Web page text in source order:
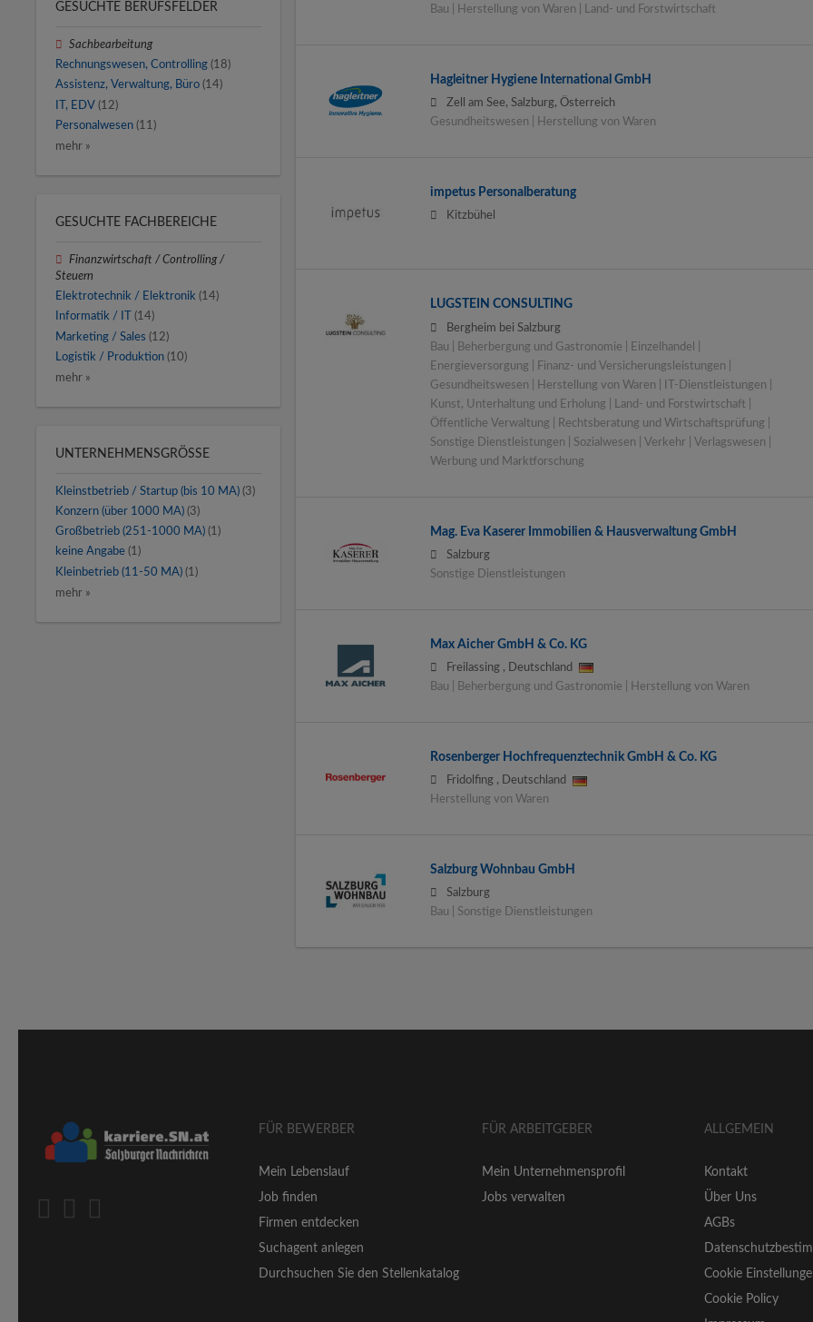
Bau | Herstellung von Waren | Land- und Forstwirtschaft
Hagleitner Hygiene International GmbH
Zell am See, Salzburg, Österreich
Gesundheitswesen | Herstellung von Waren
impetus Personalberatung
Kitzbühel
LUGSTEIN CONSULTING
Bergheim bei Salzburg
Bau | Beherbergung und Gastronomie | Einzelhandel |
Energieversorgung | Finanz- und Versicherungsleistungen |
Gesundheitswesen | Herstellung von Waren | IT-Dienstleistungen |
Kunst, Unterhaltung und Erholung | Land- und Forstwirtschaft |
Öffentliche Verwaltung | Rechtsberatung und Wirtschaftsprüfung |
Sonstige Dienstleistungen | Sozialwesen | Verkehr | Verlagswesen |
Werbung und Marktforschung
Mag. Eva Kaserer Immobilien & Hausverwaltung GmbH
Salzburg
Sonstige Dienstleistungen
Max Aicher GmbH & Co. KG
Freilassing,
Deutschland
Bau | Beherbergung und Gastronomie | Herstellung von Waren
Rosenberger Hochfrequenztechnik GmbH & Co. KG
Fridolfing,
Deutschland
Herstellung von Waren
Salzburg Wohnbau GmbH
Salzburg
Bau | Sonstige Dienstleistungen
GESUCHTE BERUFSFELDER
Sachbearbeitung
Rechnungswesen, Controlling (18)
Assistenz, Verwaltung, Büro (14)
IT, EDV (12)
Personalwesen (11)
mehr »
GESUCHTE FACHBEREICHE
Finanzwirtschaft / Controlling /
Steuern
Elektrotechnik / Elektronik (14)
Informatik / IT
(14)
Marketing / Sales (12)
Logistik / Produktion (10)
mehr »
UNTERNEHMENSGRÖSSE
Kleinstbetrieb / Startup (bis 10 MA) (3)
Konzern (über 1000 MA) (3)
Großbetrieb (251-1000 MA) (1)
keine Angabe (1)
Kleinbetrieb (11-50 MA) (1)
mehr »
FÜR BEWERBER
Mein Lebenslauf
Job finden
Firmen entdecken
Suchagent anlegen
Durchsuchen Sie den Stellenkatalog
FÜR ARBEITGEBER
Mein Unternehmensprofil
Jobs verwalten
ALLGEMEIN
Kontakt
Über Uns
AGBs
Cookie
Cookie Policy